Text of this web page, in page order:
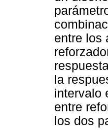
entre los
la
intervalo
entre
los dos